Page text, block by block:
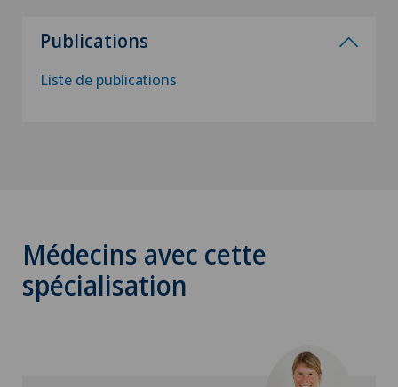
Publications
Liste de publications
Médecins avec cette
spécialisation